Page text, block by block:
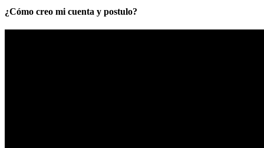
¿Cómo creo mi cuenta y postulo?